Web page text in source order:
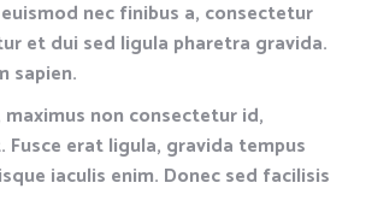
nec finibus a, consectetur
et dui sed ligula pharetra gravida.
sapien.
maximus non consectetur id,
erat ligula, gravida tempus
iaculis enim. Donec sed facilisis